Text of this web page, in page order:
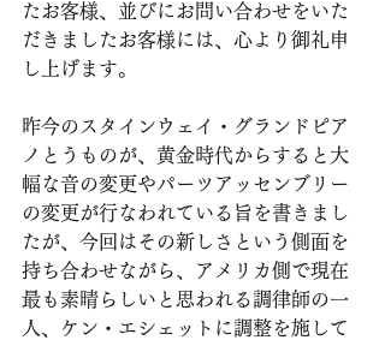
たお客様、並びにお問い合わせをいた
だきましたお客様には、心より御礼申
し上げます。
昨今のスタインウェイ・グランドピア
ノとうものが、黄金時代からすると大
幅な音の変更やパーツアッセンブリー
の変更が行なわれている旨を書きまし
たが、今回はその新しさという側面を
持ち合わせながら、アメリカ側で現在
最も素晴らしいと思われる調律師の一
人、ケン・エシェットに調整を施して